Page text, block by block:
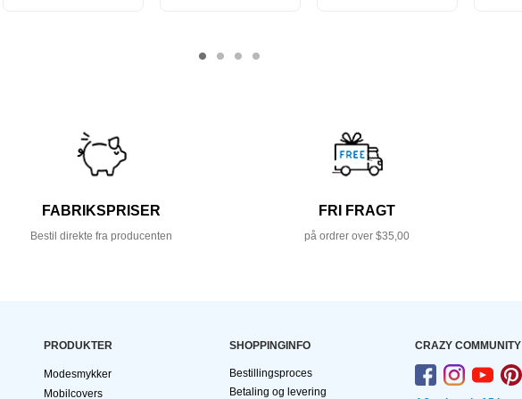
FABRIKSPRISER
Bestil direkte fra producenten
FRI FRAGT
på ordrer over $35,00
PRODUKTER
Modesmykker
Mobilcovers
SHOPPINGINFO
Bestillingsproces
Betaling og levering
CRAZY COMMUNITY